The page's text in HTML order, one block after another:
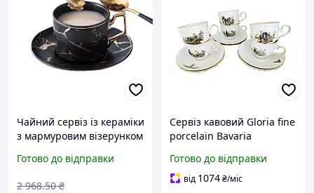
Чайний сервіз із кераміки
з мармуровим візерунком
4 блюдця 4 ложки з
Готово до відправки
2 968.50 ₴
Сервіз кавовий Gloria fine
porcelain Bavaria
in Germany Полювання 12
предметів 250мл
Готово до відправки
від 1074₴/міс